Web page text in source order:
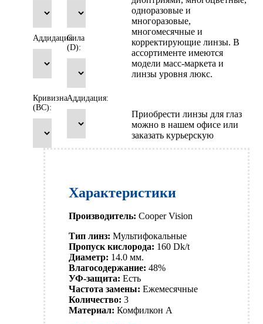
Аддидация:Сила
(D):
Кривизна
(BC):
Аддидация:
Характеристики
Производитель: Cooper Vision
Тип линз: Мультифокальные
Пропуск кислорода: 160 Dk/t
Диаметр: 14.0 мм.
Влагосодержание: 48%
УФ-защита: Есть
Частота замены: Ежемесячные
Количество: 3
Материал: Комфилкон A
одноразовые и
многоразовые,
многомесячные и
корректирующие линзы. В
ассортименте имеются
модели масс-маркета и
линзы уровня люкс.
Приобрести линзы для глаз
можно в нашем офисе или
заказать курьерскую